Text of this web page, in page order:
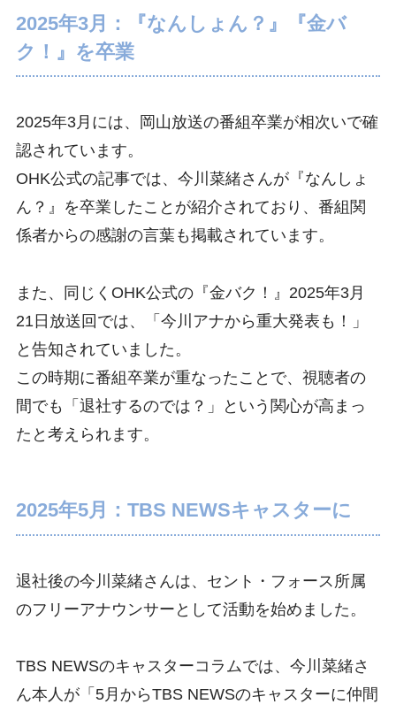
2025年3月：『なんしょん？』『金バ
ク！』を卒業
2025年3月には、岡山放送の番組卒業が相次いで確
認されています。
OHK公式の記事では、今川菜緒さんが『なんしょ
ん？』を卒業したことが紹介されており、番組関
係者からの感謝の言葉も掲載されています。
また、同じくOHK公式の『金バク！』2025年3月
21日放送回では、「今川アナから重大発表も！」
と告知されていました。
この時期に番組卒業が重なったことで、視聴者の
間でも「退社するのでは？」という関心が高まっ
たと考えられます。
2025年5月：TBS NEWSキャスターに
退社後の今川菜緒さんは、セント・フォース所属
のフリーアナウンサーとして活動を始めました。
TBS NEWSのキャスターコラムでは、今川菜緒さ
ん本人が「5月からTBS NEWSのキャスターに仲間